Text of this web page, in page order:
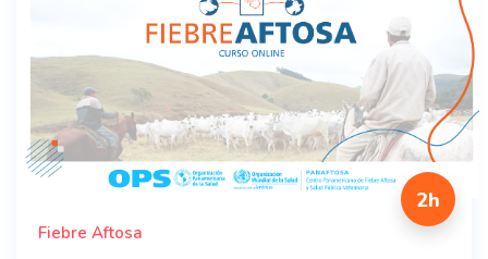
2h
Fiebre Aftosa